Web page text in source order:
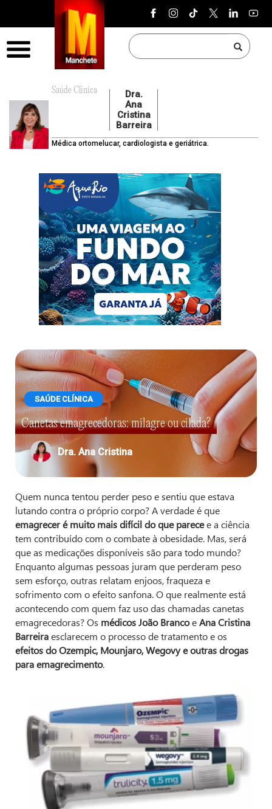
Pular para o conteúdo
Saúde Clínica
Dra.
Ana
Cristina
Barreira
Médica ortomelucar, cardiologista e geriátrica.
SAÚDE CLÍNICA
Canetas emagrecedoras: milagre ou cilada?
Dra. Ana Cristina
Quem nunca tentou perder peso e sentiu que estava
lutando contra o próprio corpo? A verdade é que
emagrecer é muito mais difícil do que parecee a ciência
tem contribuído com o combate à obesidade. Mas, será
que as medicações disponíveis são para todo mundo?
Enquanto algumas pessoas juram que perderam peso
sem esforço, outras relatam enjoos, fraqueza e
sofrimento com o efeito sanfona. O que realmente está
acontecendo com quem faz uso das chamadas canetas
emagrecedoras? Os médicos João BrancoeAna Cristina
Barreiraesclarecem o processo de tratamento e os
efeitos do Ozempic, Mounjaro, Wegovy e outras drogas
para emagrecimento.